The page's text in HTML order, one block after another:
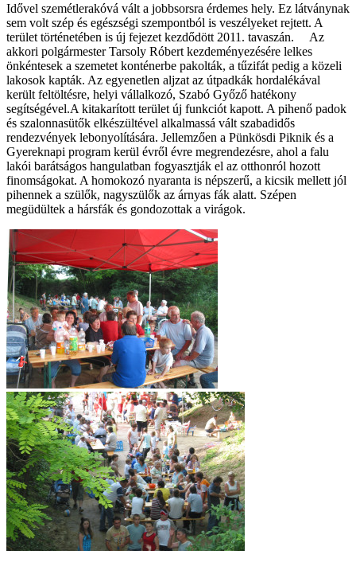
Idővel szemétlerakóvá vált a jobbsorsra érdemes hely. Ez látványnak
sem volt szép és egészségi szempontból is veszélyeket rejtett. A
terület történetében is új fejezet kezdődött 2011. tavaszán. Az
akkori polgármester Tarsoly Róbert kezdeményezésére lelkes
önkéntesek a szemetet konténerbe pakolták, a tűzifát pedig a közeli
lakosok kapták. Az egyenetlen aljzat az útpadkák hordalékával
került feltöltésre, helyi vállalkozó, Szabó Győző hatékony
segítségével.A kitakarított terület új funkciót kapott. A pihenő padok
és szalonnasütők elkészültével alkalmassá vált szabadidős
rendezvények lebonyolítására. Jellemzően a Pünkösdi Piknik és a
Gyereknapi program kerül évről évre megrendezésre, ahol a falu
lakói barátságos hangulatban fogyasztják el az otthonról hozott
finomságokat. A homokozó nyaranta is népszerű, a kicsik mellett jól
pihennek a szülők, nagyszülők az árnyas fák alatt. Szépen
megüdültek a hársfák és gondozottak a virágok.